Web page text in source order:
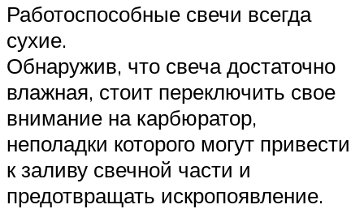
Работоспособные свечи всегда
сухие.
Обнаружив, что свеча достаточно
влажная, стоит переключить свое
внимание на карбюратор,
неполадки которого могут привести
к заливу свечной части и
предотвращать искропоявление.